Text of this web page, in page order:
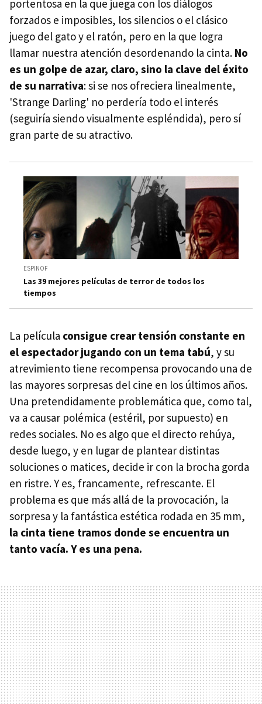
portentosa en la que juega con los diálogos
forzados e imposibles, los silencios o el clásico
juego del gato y el ratón, pero en la que logra
llamar nuestra atención desordenando la cinta. No
es un golpe de azar, claro, sino la clave del éxito
de su narrativa: si se nos ofreciera linealmente,
'Strange Darling' no perdería todo el interés
(seguiría siendo visualmente espléndida), pero sí
gran parte de su atractivo.
ESPINOF
Las 39 mejores películas de terror de todos los
tiempos
La película consigue crear tensión constante en
el espectador jugando con un tema tabú, y su
atrevimiento tiene recompensa provocando una de
las mayores sorpresas del cine en los últimos años.
Una pretendidamente problemática que, como tal,
va a causar polémica (estéril, por supuesto) en
redes sociales. No es algo que el directo rehúya,
desde luego, y en lugar de plantear distintas
soluciones o matices, decide ir con la brocha gorda
en ristre. Y es, francamente, refrescante. El
problema es que más allá de la provocación, la
sorpresa y la fantástica estética rodada en 35 mm,
la cinta tiene tramos donde se encuentra un
tanto vacía. Y es una pena.